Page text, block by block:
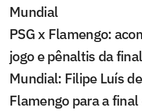
Mundial
PSG x Flamengo:
jogo e pênaltis da
Mundial: Filipe Luís
Flamengo para a final